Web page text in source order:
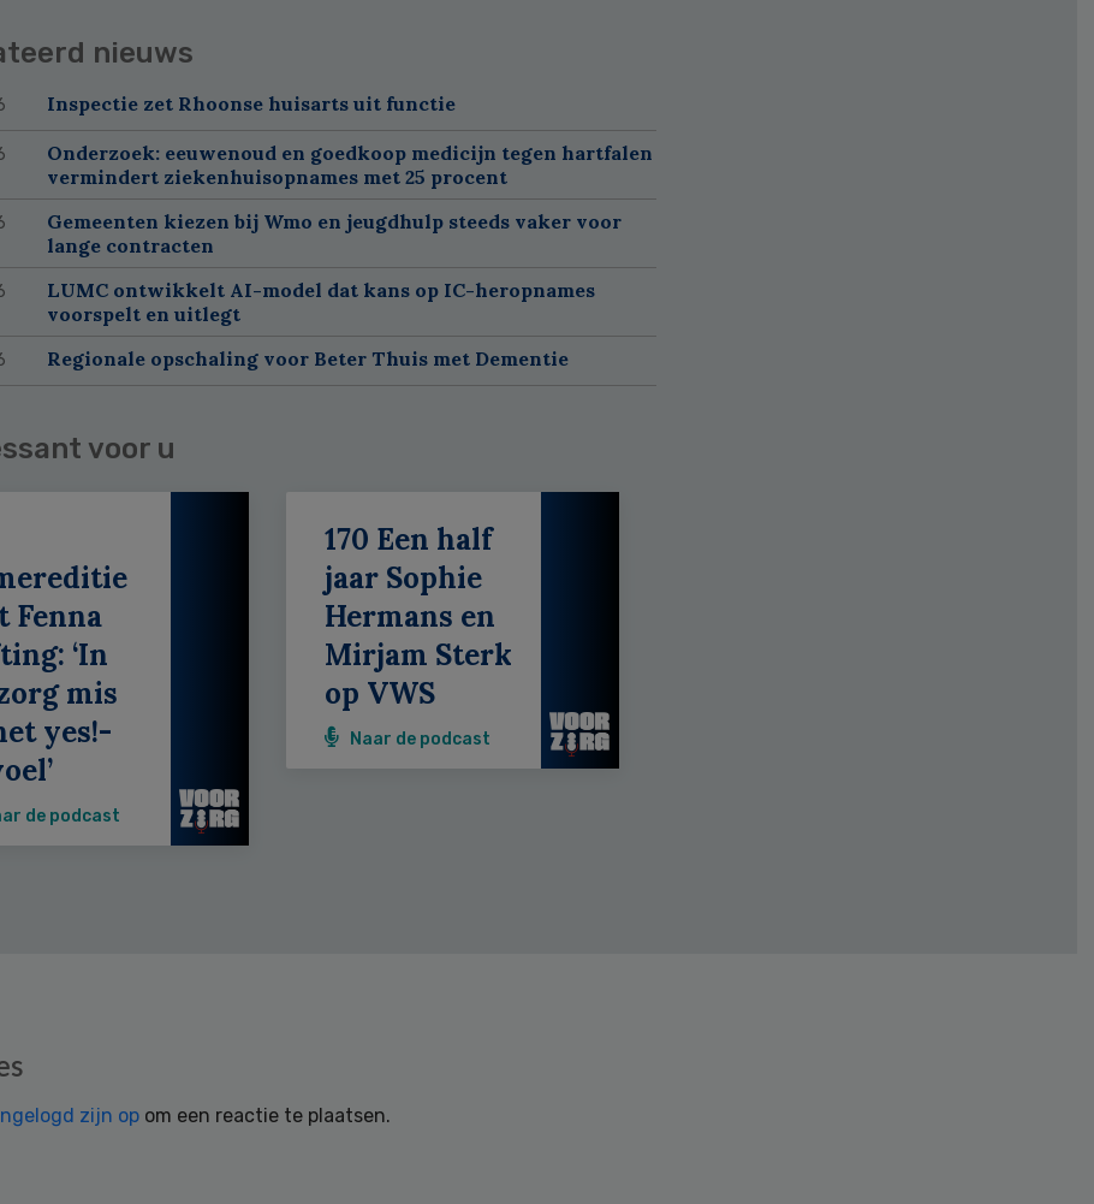
nieuws
Inspectie zet Rhoonse huisarts uit functie
Onderzoek: eeuwenoud en goedkoop medicijn tegen hartfalen
vermindert ziekenhuisopnames met 25 procent
Gemeenten kiezen bij Wmo en jeugdhulp steeds vaker voor
lange contracten
LUMC ontwikkelt AI-model dat kans op IC-heropnames
voorspelt en uitlegt
Regionale opschaling voor Beter Thuis met Dementie
voor u
Fenna
‘In
mis
yes!-
de podcast
170 Een half
jaar Sophie
Hermans en
Mirjam Sterk
op VWS
Naar de podcast
zijn op om een reactie te plaatsen.